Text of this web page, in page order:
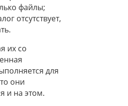
файлы;
отсутствует,
их со
для
они
и на этом.